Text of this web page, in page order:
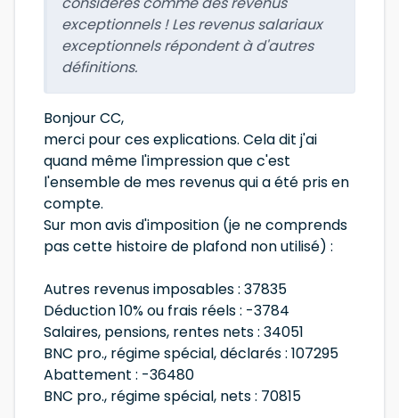
exceptionnels ! Les revenus salariaux
exceptionnels répondent à d'autres
définitions.
Bonjour CC,
merci pour ces explications. Cela dit j'ai
quand même l'impression que c'est
l'ensemble de mes revenus qui a été pris en
compte.
Sur mon avis d'imposition (je ne comprends
pas cette histoire de plafond non utilisé) :
Autres revenus imposables : 37835
Déduction 10% ou frais réels : -3784
Salaires, pensions, rentes nets : 34051
BNC pro., régime spécial, déclarés : 107295
Abattement : -36480
BNC pro., régime spécial, nets : 70815